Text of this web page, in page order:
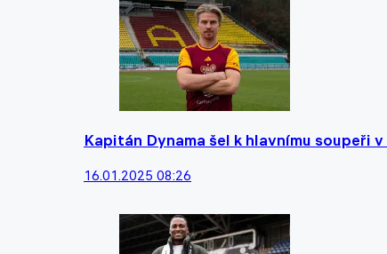
Kapitán Dynama šel k hlavnímu soupeři
16.01.2025 08:26